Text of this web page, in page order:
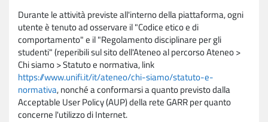
Durante le attività previste all'interno della piattaforma, ogni
utente è tenuto ad osservare il "Codice etico e di
comportamento" e il "Regolamento disciplinare per gli
studenti" (reperibili sul sito dell'Ateneo al percorso Ateneo >
Chi siamo > Statuto e normativa, link
https://www.unifi.it/it/ateneo/chi-siamo/statuto-e-
normativa, nonché a conformarsi a quanto previsto dalla
Acceptable User Policy (AUP) della rete GARR per quanto
concerne l'utilizzo di Internet.